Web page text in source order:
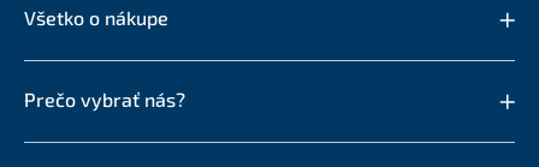
Všetko o nákupe
Prečo vybrať nás?